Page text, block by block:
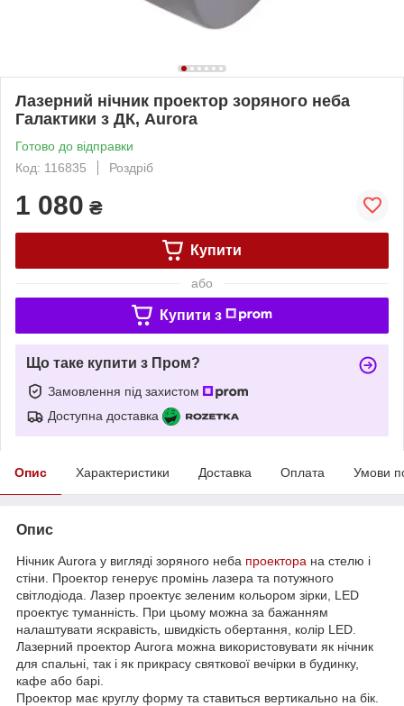
Лазерний нічник проектор зоряного неба
Галактики з ДК, Aurora
Готово до відправки
Код: 116835
Роздріб
1 080 ₴
Купити
або
Купити з
Що таке купити з Пром?
Замовлення під захистом
Доступна доставка
Опис Характеристики Доставка Оплата Умови
Опис
Нічник Aurora у вигляді зоряного неба проектора на стелю і
стіни. Проектор генерує промінь лазера та потужного
світлодіода. Лазер проектує зеленим кольором зірки, LED
проектує туманність. При цьому можна за бажанням
налаштувати яскравість, швидкість обертання, колір LED.
Лазерний проектор Aurora можна використовувати як нічник
для спальні, так і як прикрасу святкової вечірки в будинку,
кафе або барі.
Проектор має круглу форму та ставиться вертикально на бік.